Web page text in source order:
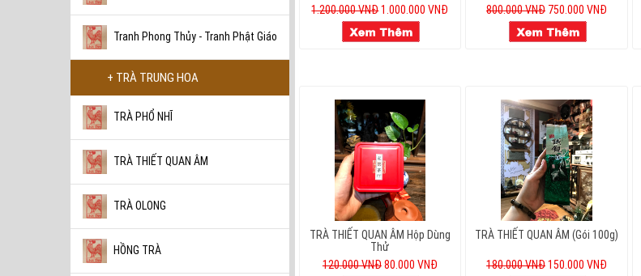
Tranh Phong Thủy - Tranh Phật Giáo
+ TRÀ TRUNG HOA
TRÀ PHỔ NHĨ
TRÀ THIẾT QUAN ÂM
TRÀ OLONG
HỒNG TRÀ
1.200.000 VNĐ1.000.000 VNĐ
800.000 VNĐ 750.000 VNĐ
TRÀ THIẾT QUAN ÂM Hộp Dùng
Thử
120.000 VNĐ80.000 VNĐ
TRÀ THIẾT QUAN ÂM (gói 100g)
180.000 VNĐ150.000 VNĐ